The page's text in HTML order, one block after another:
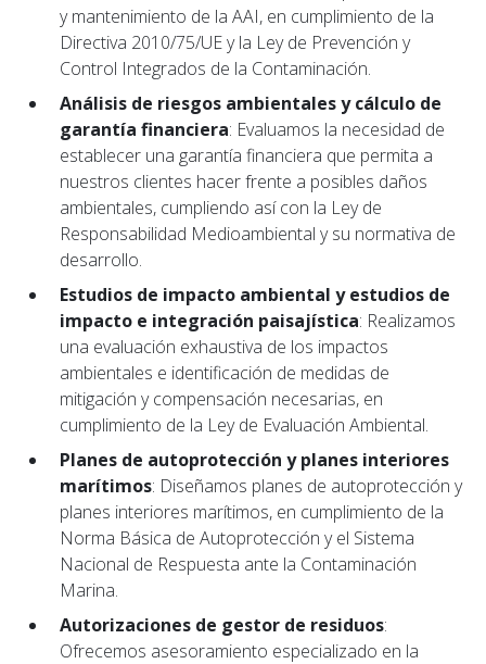
y mantenimiento de la AAI, en cumplimiento de la
Directiva 2010/75/UE y la Ley de Prevención y
Control Integrados de la Contaminación.
Análisis de riesgos ambientales y cálculo de
garantía financiera: Evaluamos la necesidad de
establecer una garantía financiera que permita a
nuestros clientes hacer frente a posibles daños
ambientales, cumpliendo así con la Ley de
Responsabilidad Medioambiental y su normativa de
desarrollo.
Estudios de impacto ambiental y estudios de
impacto e integración paisajística: Realizamos
una evaluación exhaustiva de los impactos
ambientales e identificación de medidas de
mitigación y compensación necesarias, en
cumplimiento de la Ley de Evaluación Ambiental.
Planes de autoprotección y planes interiores
marítimos: Diseñamos planes de autoprotección y
planes interiores marítimos, en cumplimiento de la
Norma Básica de Autoprotección y el Sistema
Nacional de Respuesta ante la Contaminación
Marina.
Autorizaciones de gestor de residuos:
Ofrecemos asesoramiento especializado en la